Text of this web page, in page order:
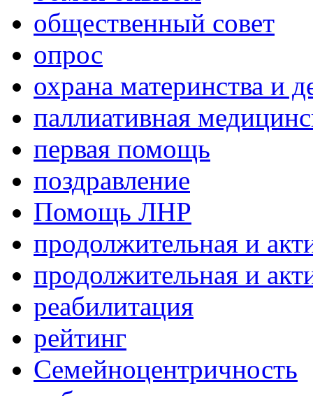
общественный совет
опрос
охрана материнства и
паллиативная
первая помощь
поздравление
Помощь ЛНР
продолжительная и
продолжительная и
реабилитация
рейтинг
Семейноцентричность